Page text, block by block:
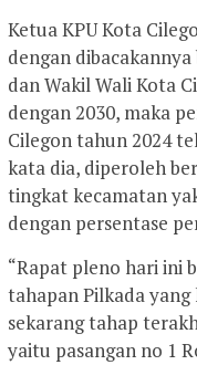
Ketua KPU Kota
dengan
dan Wakil Wali Kota
dengan 2030, maka
Cilegon tahun 2024
kata dia, diperoleh
tingkat kecamatan
dengan persentase
“Rapat pleno hari ini
tahapan Pilkada
sekarang tahap
yaitu pasangan no 1